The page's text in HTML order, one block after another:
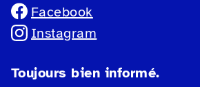
Facebook
Instagram
Toujours bien informé.